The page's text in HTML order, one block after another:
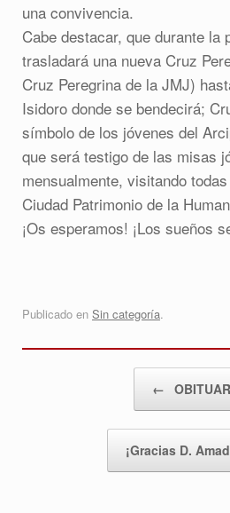
una convivencia.
Cabe destacar, que durante la
trasladará una nueva Cruz
Cruz Peregrina de la JMJ)
Isidoro donde se bendecirá;
símbolo de los jóvenes del
que será testigo de las misas
mensualmente, visitando
Ciudad Patrimonio de la
¡Os esperamos! ¡Los sueños
Publicado en Sin categoría.
←
¡Gracias D.